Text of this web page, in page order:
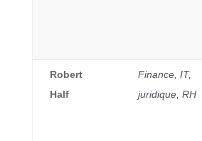
Robert
Half
Finance, IT,
juridique, RH